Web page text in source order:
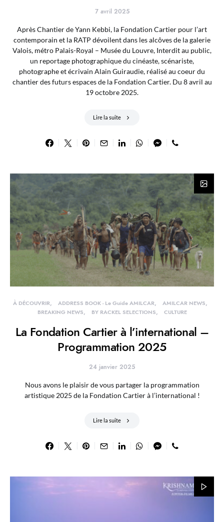
7 avril 2025
Après Chantier de Yann Kebbi, la Fondation Cartier pour l’art
contemporain et la RATP dévoilent dans les alcôves de la galerie
Valois, métro Palais-Royal – Musée du Louvre, Interdit au public,
un reportage photographique du cinéaste, scénariste,
photographe et écrivain Alain Guiraudie, réalisé au coeur du
chantier des futurs espaces de la Fondation Cartier. Du 8 avril au
19 octobre 2025.
Lire la suite
À DÉCOUVRIR ADDRESS BOOK - Le Guide AMILCAR
AMILCAR NEWS
BREAKING NEWS
BY RACKEL SELECTIONS CULTURE
La Fondation Cartier à l’international –
Programmation 2025
24 janvier 2025
Nous avons le plaisir de vous partager la programmation
artistique 2025 de la Fondation Cartier à l’international !
Lire la suite